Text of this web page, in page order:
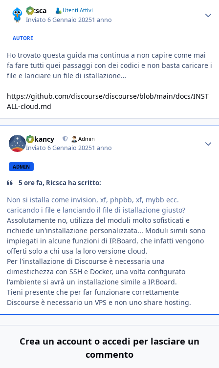
Ricsca Utenti Attivi
Inviato6 Gennaio 20251 anno
AUTORE
Ho trovato questa guida ma continua a non capire come mai
fa fare tutti quei passaggi con dei codici e non basta caricare i
file e lanciare un file di istallazione…
https://github.com/discourse/discourse/blob/main/docs/INST
ALL-cloud.md
Askancy Admin
Inviato6 Gennaio 20251 anno
ADMIN
5 ore fa, Ricsca ha scritto:
Non si istalla come invision, xf, phpbb, xf, mybb ecc.
caricando i file e lanciando il file di istallazione giusto?
Assolutamente no, utilizza del moduli molto sofisticati e
richiede un'installazione personalizzata... Moduli simili sono
impiegati in alcune funzioni di IP.Board, che infatti vengono
offerti solo a chi usa la loro versione cloud.
Per l'installazione di Discourse è necessaria una
dimestichezza con SSH e Docker, una volta configurato
l'ambiente si avrà un installazione simile a IP.Board.
Tieni presente che per far funzionare correttamente
Discourse è necessario un VPS e non uno share hosting.
Crea un account o accedi per lasciare un
commento